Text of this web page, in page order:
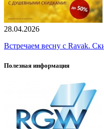
28.04.2026
Встречаем весну с Ravak.
Полезная информация